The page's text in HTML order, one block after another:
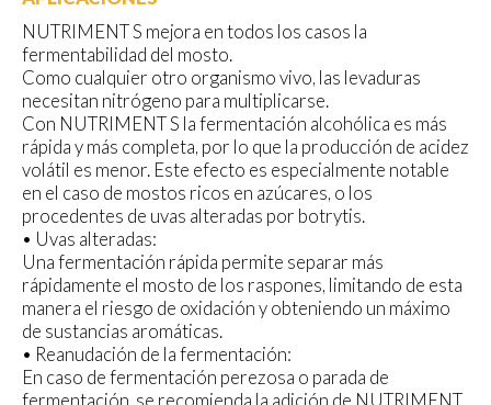
NUTRIMENT S mejora en todos los casos la
fermentabilidad del mosto.
Como cualquier otro organismo vivo, las levaduras
necesitan nitrógeno para multiplicarse.
Con NUTRIMENT S la fermentación alcohólica es más
rápida y más completa, por lo que la producción de acidez
volátil es menor. Este efecto es especialmente notable
en el caso de mostos ricos en azúcares, o los
procedentes de uvas alteradas por botrytis.
• Uvas alteradas:
Una fermentación rápida permite separar más
rápidamente el mosto de los raspones, limitando de esta
manera el riesgo de oxidación y obteniendo un máximo
de sustancias aromáticas.
• Reanudación de la fermentación:
En caso de fermentación perezosa o parada de
fermentación, se recomienda la adición de NUTRIMENT